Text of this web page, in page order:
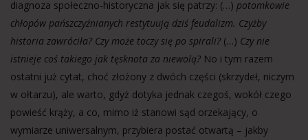
diagnoza społeczno-historyczna jak się patrzy: (…) potomkowie
chłopów pańszczyźnianych restytuują dziś feudalizm. Czyżby
historia zawróciła? Czy może toczy się po spirali? (…) Czy nie
istnieje coś takiego jak tęsknota za niewolą? No i tym razem
ostatni już cytat, choć złożony z dwóch części (skrzydeł, niczym
w ołtarzu), ale warto, gdyż dotyka jednak czegoś, wokół czego
powieść krąży, a co, mimo iż stanowi sąd orzekający, o
wymiarze uniwersalnym, przybiera postać otwartą – jakby